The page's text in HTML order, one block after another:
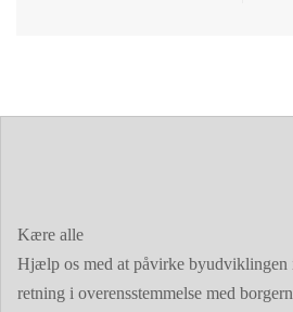
Kære alle
Hjælp os med at påvirke
retning i overensstemmelse med